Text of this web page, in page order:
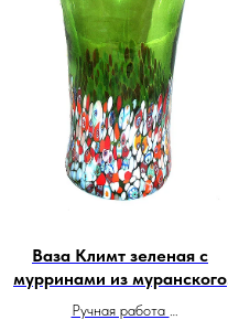
Ваза Климт зеленая с
мурринами из муранского
стекла
Ручная работа